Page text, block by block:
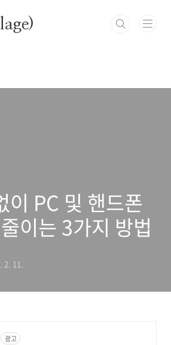
이 PC 및 핸드폰
이는 3가지 방법
2. 11.
광고